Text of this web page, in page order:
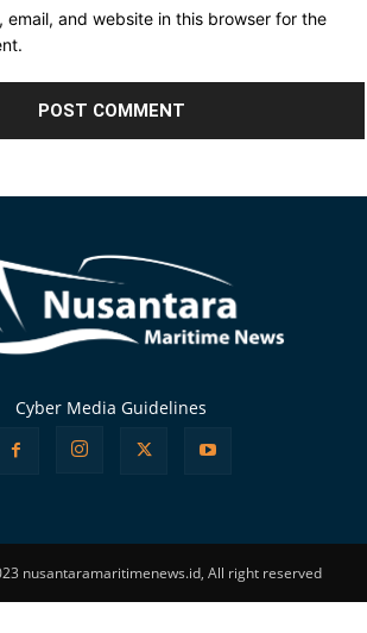
email, and website in this browser for the
Cyber Media Guidelines
nusantaramaritimenews.id, All right reserved